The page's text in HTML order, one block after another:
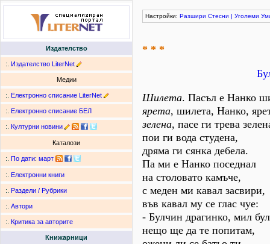
Издателство
:. Издателство LiterNet
Медии
:. Електронно списание LiterNet
:. Електронно списание БЕЛ
:. Културни новини
Каталози
:. По дати: март
:. Електронни книги
:. Раздели / Рубрики
:. Автори
:. Критика за авторите
Книжарници
Настройки: Разшири Стесни | Уголеми
* * *
Шилета. Пасъл е Нанко
ярета, шилета, Нанко,
зелена, пасе ги трева
пои ги вода студена,
дряма ги сянка дебела.
Па ми е Нанко поседнал
на столовато камъче,
с меден ми кавал засвири,
във кавал му се глас чуе:
- Булчин драгинко, мил
нещо ще да те попитам,